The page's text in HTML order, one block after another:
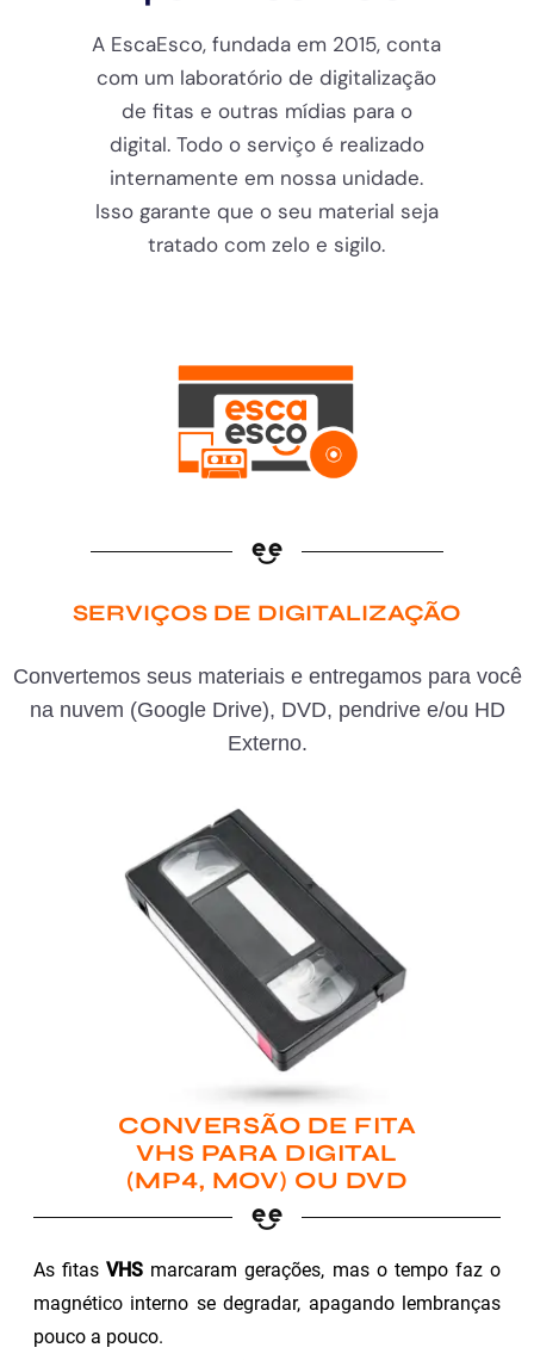
A EscaEsco, fundada em 2015, conta
com um laboratório de digitalização
de fitas e outras mídias para o
digital. Todo o serviço é realizado
internamente em nossa unidade.
Isso garante que o seu material seja
tratado com zelo e sigilo.
SERVIÇOS DE DIGITALIZAÇÃO
Convertemos seus materiais e entregamos para você
na nuvem (Google Drive), DVD, pendrive e/ou HD
Externo.
CONVERSÃO DE FITA
VHS PARA DIGITAL
(MP4, MOV) OU DVD
As fitasVHS marcaram gerações, mas o tempo faz o
magnético interno se degradar, apagando lembranças
pouco a pouco.